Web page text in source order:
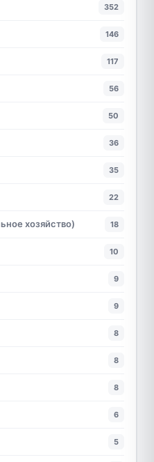
352
146
117
56
50
36
35
22
хозяйство) 18
10
9
9
8
8
8
6
5